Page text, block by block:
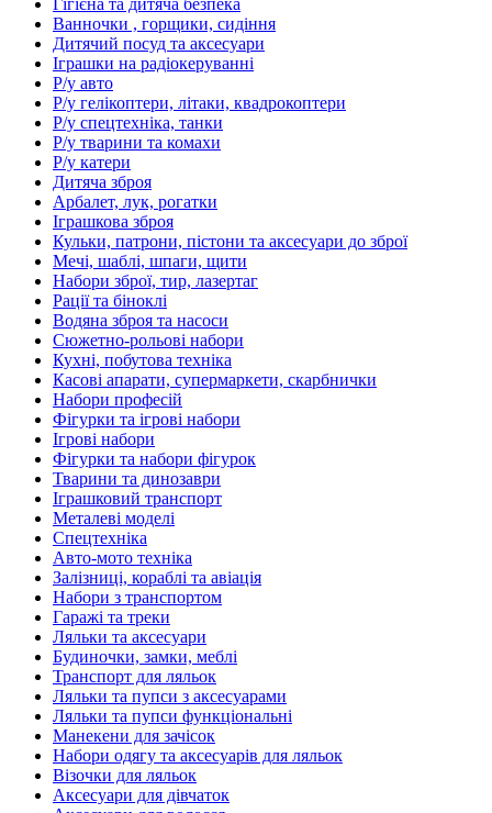
Гігієна та дитяча безпека
Ванночки , горщики, сидіння
Дитячий посуд та аксесуари
Іграшки на радіокеруванні
Р/у авто
Р/у гелікоптери, літаки, квадрокоптери
Р/у спецтехніка, танки
Р/у тварини та комахи
Р/у катери
Дитяча зброя
Арбалет, лук, рогатки
Іграшкова зброя
Кульки, патрони, пістони та аксесуари до зброї
Мечі, шаблі, шпаги, щити
Набори зброї, тир, лазертаг
Рації та біноклі
Водяна зброя та насоси
Сюжетно-рольові набори
Кухні, побутова техніка
Касові апарати, супермаркети, скарбнички
Набори професій
Фігурки та ігрові набори
Ігрові набори
Фігурки та набори фігурок
Тварини та динозаври
Іграшковий транспорт
Металеві моделі
Спецтехніка
Авто-мото техніка
Залізниці, кораблі та авіація
Набори з транспортом
Гаражі та треки
Ляльки та аксесуари
Будиночки, замки, меблі
Транспорт для ляльок
Ляльки та пупси з аксесуарами
Ляльки та пупси функціональні
Манекени для зачісок
Набори одягу та аксесуарів для ляльок
Візочки для ляльок
Аксесуари для дівчаток